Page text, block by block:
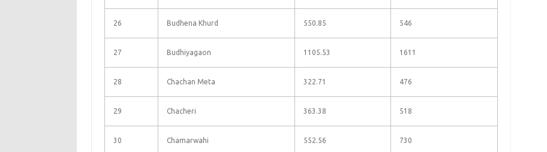
26 Budhena Khurd 550.85 546
27 Budhiyagaon 1105.53 1611
28 Chachan Meta 322.71 476
29 Chacheri 363.38 518
30 Chamarwahi 552.56 730